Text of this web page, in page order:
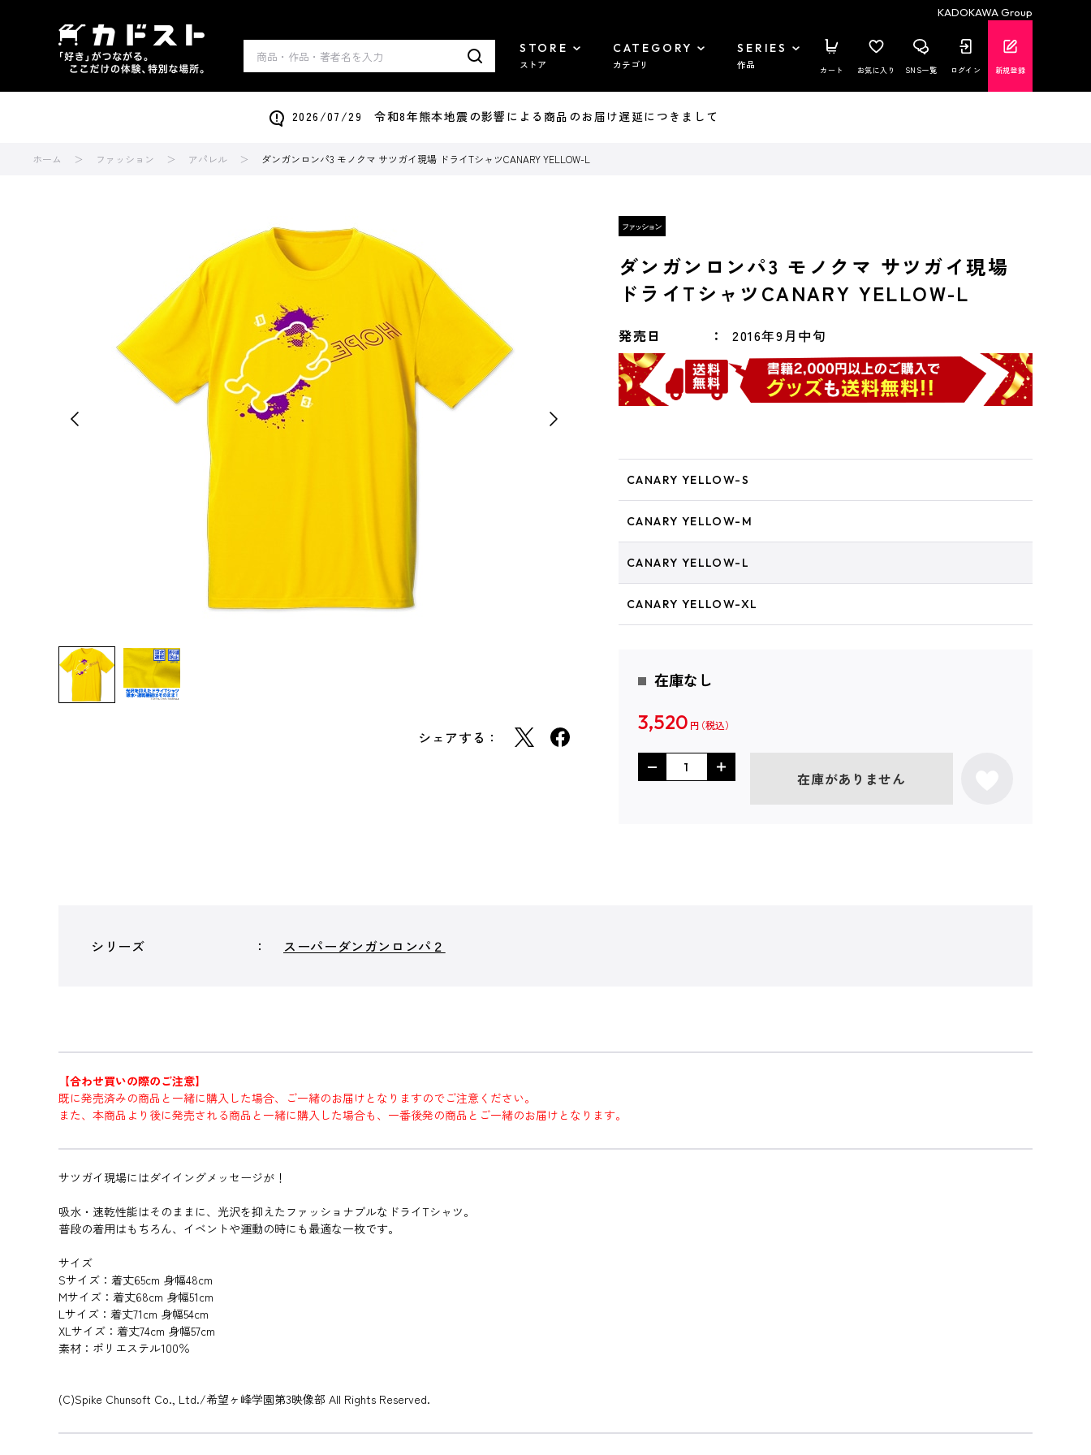
KADOKAWA Group
STORE
ストア
CATEGORY
カテゴリ
SERIES
作品 カート お気に入り SNS一覧 ログイン 新規登録
2026/07/29 令和8年熊本地震の影響による商品のお届け遅延につきまして
ホーム ファッション アパレル ダンガンロンパ3 モノクマ サツガイ現場 ドライTシャツCANARY YELLOW-L
シェアする：
ダンガンロンパ3 モノクマ サツガイ現場
ドライTシャツCANARY YELLOW-L
発売日 2016年9月中旬
CANARY YELLOW-S
CANARY YELLOW-M
CANARY YELLOW-L
CANARY YELLOW-XL
在庫なし
3,520 円
在庫がありません
シリーズ スーパーダンガンロンパ２
【合わせ買いの際のご注意】
既に発売済みの商品と一緒に購入した場合、ご一緒のお届けとなりますのでご注意ください。
また、本商品より後に発売される商品と一緒に購入した場合も、一番後発の商品とご一緒のお届けとなります。
サツガイ現場にはダイイングメッセージが！
吸水・速乾性能はそのままに、光沢を抑えたファッショナブルなドライTシャツ。
普段の着用はもちろん、イベントや運動の時にも最適な一枚です。
サイズ
Sサイズ：着丈65cm 身幅48cm
Mサイズ：着丈68cm 身幅51cm
Lサイズ：着丈71cm 身幅54cm
XLサイズ：着丈74cm 身幅57cm
素材：ポリエステル100％
(C)Spike Chunsoft Co., Ltd./希望ヶ峰学園第3映像部 All Rights Reserved.